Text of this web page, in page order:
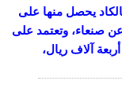
وبالكاد يحصل منها على
صنعاء، وتعتمد على
آلاف ريال،